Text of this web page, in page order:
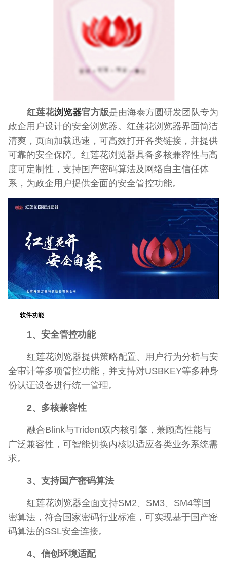
红莲花浏览器官方版是由海泰方圆研发团队专为
政企用户设计的安全浏览器。红莲花浏览器界面简洁
清爽，页面加载迅速，可高效打开各类链接，并提供
可靠的安全保障。红莲花浏览器具备多核兼容性与高
度可定制性，支持国产密码算法及网络自主信任体
系，为政企用户提供全面的安全管控功能。
软件功能
1、安全管控功能
红莲花浏览器提供策略配置、用户行为分析与安
全审计等多项管控功能，并支持对USBKEY等多种身
份认证设备进行统一管理。
2、多核兼容性
融合Blink与Trident双内核引擎，兼顾高性能与
广泛兼容性，可智能切换内核以适应各类业务系统需
求。
3、支持国产密码算法
红莲花浏览器全面支持SM2、SM3、SM4等国
密算法，符合国家密码行业标准，可实现基于国产密
码算法的SSL安全连接。
4、信创环境适配